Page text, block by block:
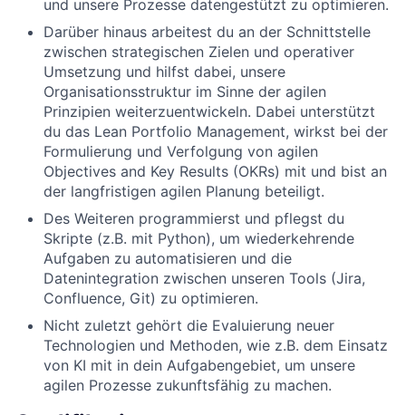
und unsere Prozesse datengestützt zu optimieren.
Darüber hinaus arbeitest du an der Schnittstelle
zwischen strategischen Zielen und operativer
Umsetzung und hilfst dabei, unsere
Organisationsstruktur im Sinne der agilen
Prinzipien weiterzuentwickeln. Dabei unterstützt
du das Lean Portfolio Management, wirkst bei der
Formulierung und Verfolgung von agilen
Objectives and Key Results (OKRs) mit und bist an
der langfristigen agilen Planung beteiligt.
Des Weiteren programmierst und pflegst du
Skripte (z.B. mit Python), um wiederkehrende
Aufgaben zu automatisieren und die
Datenintegration zwischen unseren Tools (Jira,
Confluence, Git) zu optimieren.
Nicht zuletzt gehört die Evaluierung neuer
Technologien und Methoden, wie z.B. dem Einsatz
von KI mit in dein Aufgabengebiet, um unsere
agilen Prozesse zukunftsfähig zu machen.